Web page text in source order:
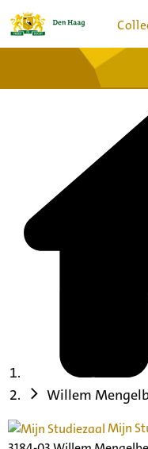
Bronnen en collecties
Willem
Mijn